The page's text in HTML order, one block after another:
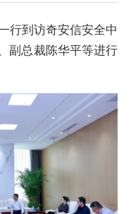
到访奇安信安全中
副总裁陈华平等进行